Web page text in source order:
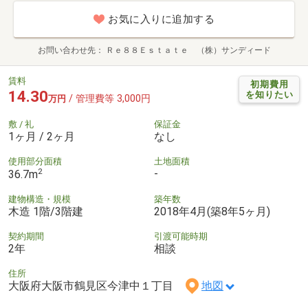
お気に入りに追加する
お問い合わせ先 Ｒｅ８８Ｅｓｔａｔｅ （株）サンディード
初期費用
を知りたい
賃料
14.30万円 / 管理費等 3,000円
敷 / 礼
1ヶ月 / 2ヶ月
保証金
なし
使用部分面積
36.7m2
土地面積
-
建物構造・規模
木造 1階/3階建
築年数
2018年4月(築8年5ヶ月)
契約期間
2年
引渡可能時期
相談
住所
大阪府大阪市鶴見区今津中１丁目 地図